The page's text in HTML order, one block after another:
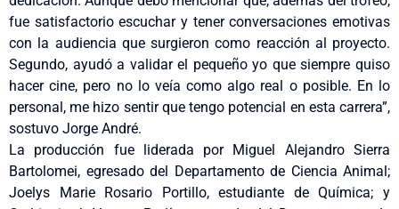
fue satisfactorio escuchar y tener conversaciones emotivas
con la audiencia que surgieron como reacción al proyecto.
Segundo, ayudó a validar el pequeño yo que siempre quiso
hacer cine, pero no lo veía como algo real o posible. En lo
personal, me hizo sentir que tengo potencial en esta carrera”,
sostuvo Jorge André.
La producción fue liderada por Miguel Alejandro Sierra
Bartolomei, egresado del Departamento de Ciencia Animal;
Joelys Marie Rosario Portillo, estudiante de Química; y